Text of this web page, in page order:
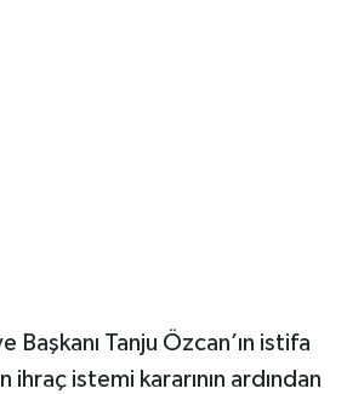
Tanju Özcan’ın istifa
ihraç istemi kararının ardından